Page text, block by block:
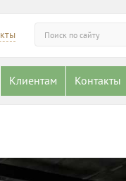
Клиентам Контакты